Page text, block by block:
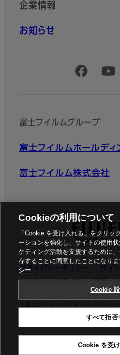
企業情報
お知らせ
公式SNSアカウント
富士フイルムグループ
富士フイルムホールディ
富士フイルム株式会社
プライバシーポリシー
サイ
ソーシャルメディア
商標
ビジネスイノベーションジャパン株式
Cookieの利用について
「Cookie を受け入れる」をクリッ
ーションを強化し、サイトの使用
ケティング活動を支援するために
存することに同意したことになりま
シー
Cookie
すべて拒否
Cookie を受